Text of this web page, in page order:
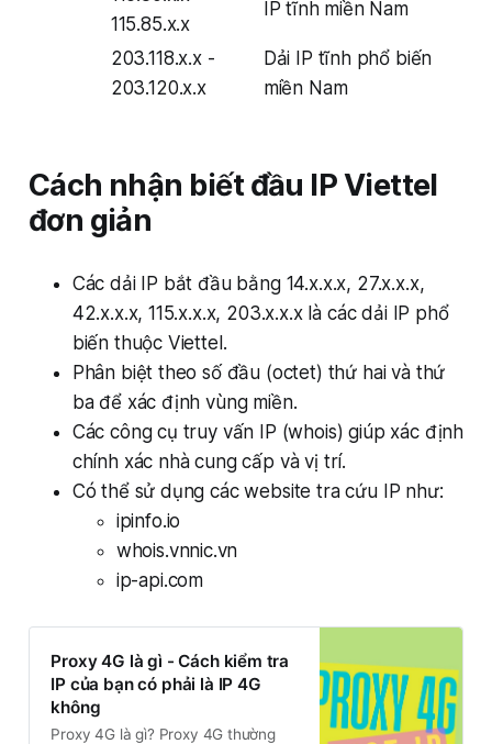
115.85.x.x
IP tĩnh miền Nam
203.118.x.x -
203.120.x.x
Dải IP tĩnh phổ biến
miền Nam
Cách nhận biết đầu IP Viettel
đơn giản
Các dải IP bắt đầu bằng 14.x.x.x, 27.x.x.x,
42.x.x.x, 115.x.x.x, 203.x.x.x là các dải IP phổ
biến thuộc Viettel.
Phân biệt theo số đầu (octet) thứ hai và thứ
ba để xác định vùng miền.
Các công cụ truy vấn IP (whois) giúp xác định
chính xác nhà cung cấp và vị trí.
Có thể sử dụng các website tra cứu IP như:
ipinfo.io
whois.vnnic.vn
ip-api.com
Proxy 4G là gì - Cách kiểm tra
IP của bạn có phải là IP 4G
không
Proxy 4G là gì? Proxy 4G thường